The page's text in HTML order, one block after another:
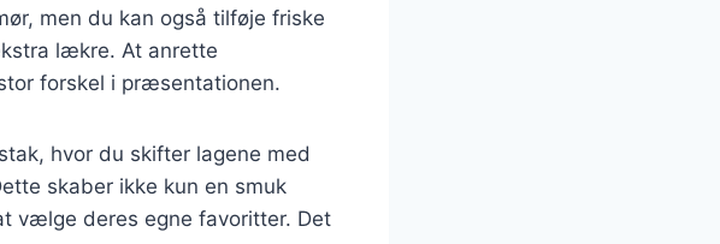
men du kan også tilføje friske
lækre. At anrette
forskel i præsentationen.
hvor du skifter lagene med
skaber ikke kun en smuk
vælge deres egne favoritter. Det